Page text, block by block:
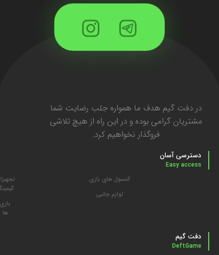
در دفت گیم هدف ما همواره جلب رضایت شما
مشتریان گرامی بوده و در این راه از هیچ تلاشی
فروگذار نخواهیم کرد.
دسترسی آسان
Easy access
کنسول های بازی
لوازم جانبی
بازی
ها
دفت گیم
DeftGame